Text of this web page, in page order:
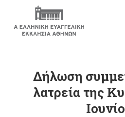
Δήλωση
λατρεία της